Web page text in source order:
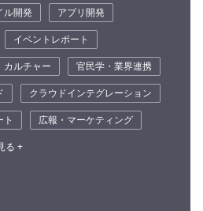
ル開発
アプリ開発
イベントレポート
カルチャー
官民学・業界連携
クラウドインテグレーション
ト
広報・マーケティング
る +